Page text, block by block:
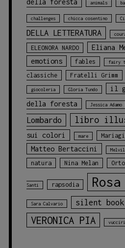
della foresta animals
challenges chicca cosentino
DELLA LETTERATURA
ELEONORA NARDO
Eliana
emotions
fables fairy
classiche
Fratelli Grimm
giocoleria Gloria Tundo il
della foresta
Jessica Adamo
Lombardo
libro
sui colori
mare
Matteo Bertaccini
natura Nina Melan
Santi rapsodia
Sara Calvario silent book
VERONICA PIA